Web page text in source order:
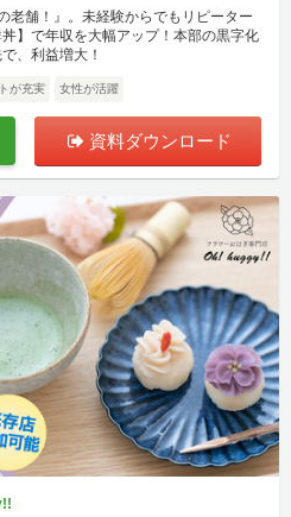
老舗！』。未経験からでもリピーター
】で年収を大幅アップ！本部の黒字化
、利益増大！
が充実 女性が活躍
資料ダウンロード